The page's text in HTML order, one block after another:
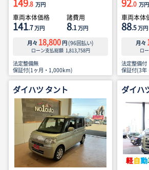
149.8 万円
車両本体価格
141.7万円
諸費用
8.1万円
月々 18,800 円 (96回払い)
ローン支払総額 1,813,758円
法定整備無
保証付(1ヶ月・1,000km)
92.0 万円
車両本体
88.5万円
月々
ロ
法定整備付
保証付(3年
ダイハツ タント ダイハ